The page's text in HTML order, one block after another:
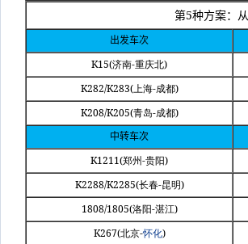
第5种方案：从
出发车次
K15(济南-重庆北)
K282/K283(上海-成都)
K208/K205(青岛-成都)
中转车次
K1211(郑州-贵阳)
K2288/K2285(长春-昆明)
1808/1805(洛阳-湛江)
K267(北京-怀化)